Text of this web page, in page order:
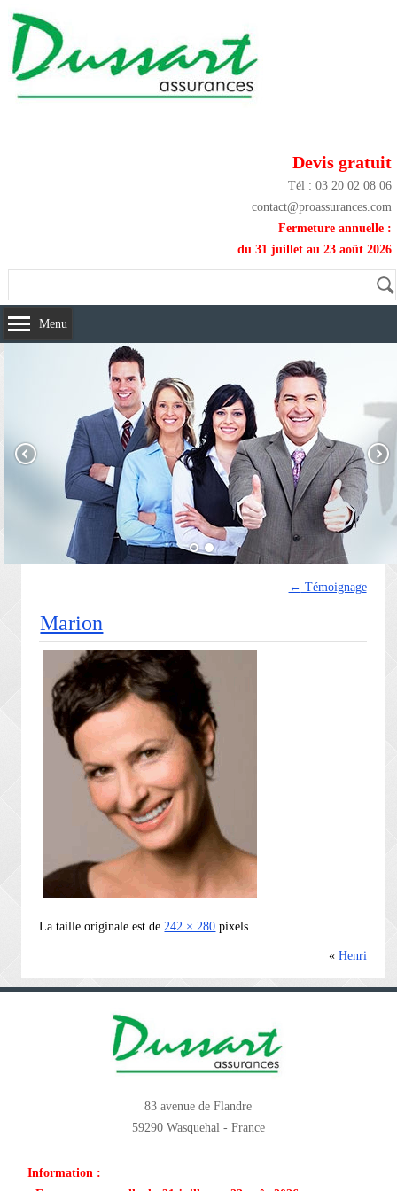
Devis gratuit
Tél : 03 20 02 08 06
contact@proassurances.com
Fermeture annuelle :
du 31 juillet au 23 août 2026
Menu
← Témoignage
Marion
La taille originale est de 242 × 280 pixels
« Henri
83 avenue de Flandre
59290 Wasquehal - France
Information :